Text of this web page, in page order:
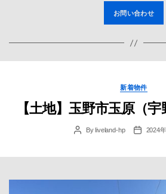
お問い合わせ
Categories
新着物件
【土地】玉野市玉原（
PostByliveland-hp
Post2024